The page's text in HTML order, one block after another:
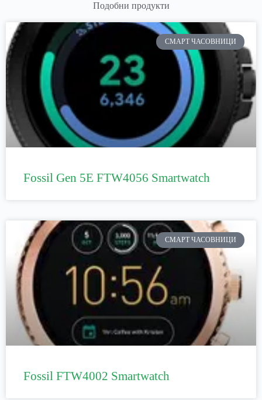
Подобни продукти
СМАРТ ЧАСОВНИЦИ
Fossil Gen 5E FTW4056 Smartwatch
СМАРТ ЧАСОВНИЦИ
Fossil FTW4002 Smartwatch